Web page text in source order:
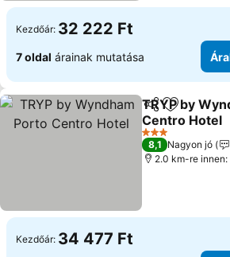
Kezdőár: 32 222 Ft
7 oldal árainak mutatása
Megosztás
TRYP by
Centro Hotel
3 Kategória
8,1 Nagyon jó
2.0 km-re innen:
Kezdőár: 34 477 Ft